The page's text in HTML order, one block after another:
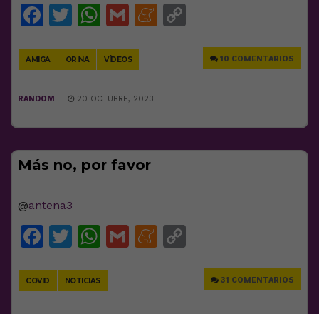
Facebook
Twitter
WhatsApp
GmailMeneame
AMIGA ORINA VÍDEOS 10 COMENTARIOS
RANDOM 20 OCTUBRE, 2023
Más no, por favor
@antena3
Facebook
Twitter
WhatsApp
GmailMeneame
COVID NOTICIAS 31 COMENTARIOS